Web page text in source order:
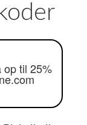
op til 25%